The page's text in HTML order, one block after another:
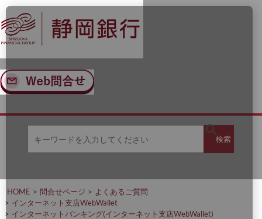
ナ
ビ
ゲ
ー
ン
へ
ス
メ
イ
ン
コ
ン
ツ
へ
ー
ワ
入
力
検索
検
HOME 問合せページ
よくあるご質問
インターネット支店WebWallet
インターネットバンキング(インターネット支店WebWallet)